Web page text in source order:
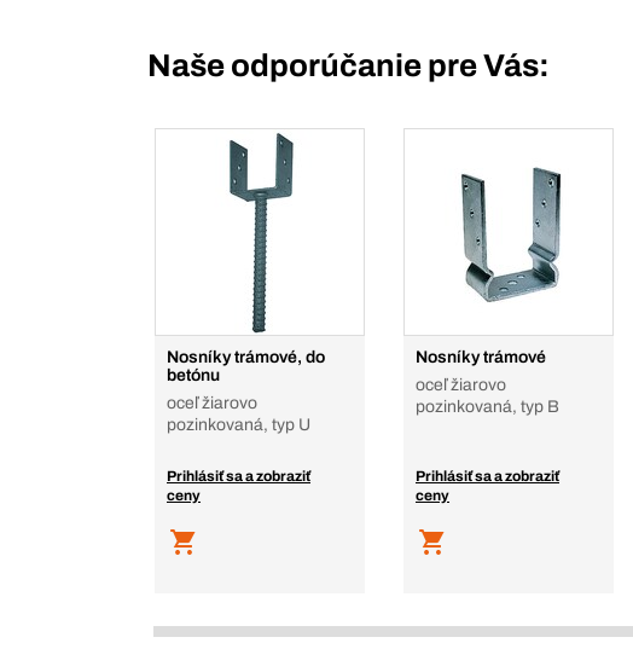
Naše odporúčanie pre Vás:
Nosníky trámové, do
betónu
oceľ žiarovo
pozinkovaná, typ U
Prihlásiť sa a zobraziť
ceny
Nosníky trámové
oceľ žiarovo
pozinkovaná, typ B
Prihlásiť sa a zobraziť
ceny